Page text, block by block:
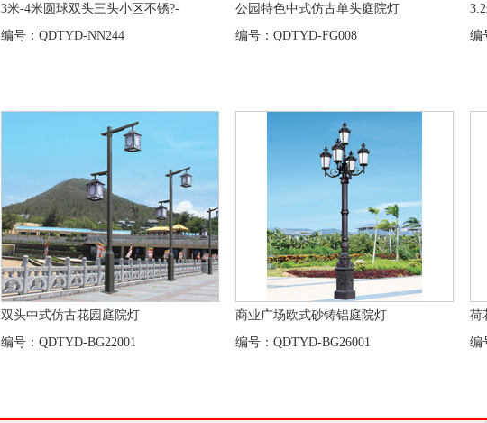
3米-4米圆球双头三头小区不锈?-
编号：QDTYD-NN244
公园特色中式仿古单头庭院灯
编号：QDTYD-FG008
编
双头中式仿古花园庭院灯
编号：QDTYD-BG22001
商业广场欧式砂铸铝庭院灯
编号：QDTYD-BG26001
荷
编